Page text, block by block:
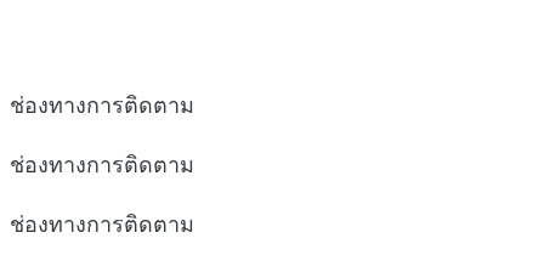
ช่องทางการติดตาม
ช่องทางการติดตาม
ช่องทางการติดตาม